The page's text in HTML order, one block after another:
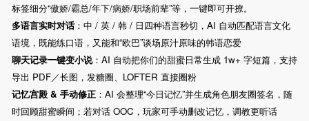
标签细分“傲娇/霸总/年下/病娇/职场前辈”等，一键即可开撩。
多语言实时对话：中 / 英 / 韩 / 日四种语言秒切，AI 自动匹配语言文化
语境，既能练口语，又能和“欧巴”谈场原汁原味的韩语恋爱
聊天记录一键变小说：AI 自动把你们的甜蜜日常生成 1w+ 字短篇，支持
导出 PDF／长图，发糖圈、LOFTER 直接圈粉
记忆宫殿 & 手动修正：AI 会整理“今日记忆”并生成角色朋友圈签名，随
时回顾甜蜜瞬间；若对话 OOC，玩家可手动删改记忆，调教更听话